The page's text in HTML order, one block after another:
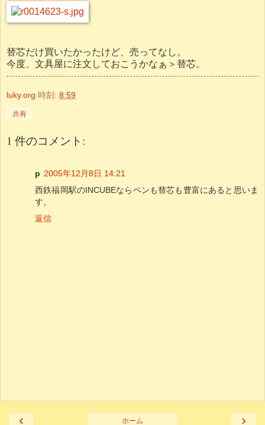
替芯だけ買いたかったけど、売ってなし。
今度、文具屋に注文しておこうかなぁ＞替芯。
luky.org 時刻: 8:59
共有
1 件のコメント:
p 2005年12月8日 14:21
西鉄福岡駅のINCUBEならペンも替芯も豊富にあると思いま
す。
返信
‹ ›
ホーム